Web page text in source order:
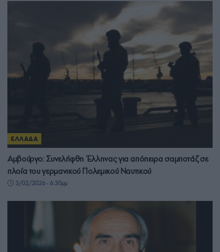
ΕΛΛΑΔΑ
Αμβούργο: Συνελήφθη Έλληνας για απόπειρα σαμποτάζ σε
πλοία του γερμανικού Πολεμικού Ναυτικού
3/02/2026 - 6:30μμ